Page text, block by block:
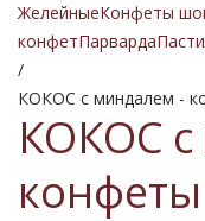
ЖелейныеКонфеты
конфетПарварда
/
КОКОС с миндалем -
КОКОС
конфеты